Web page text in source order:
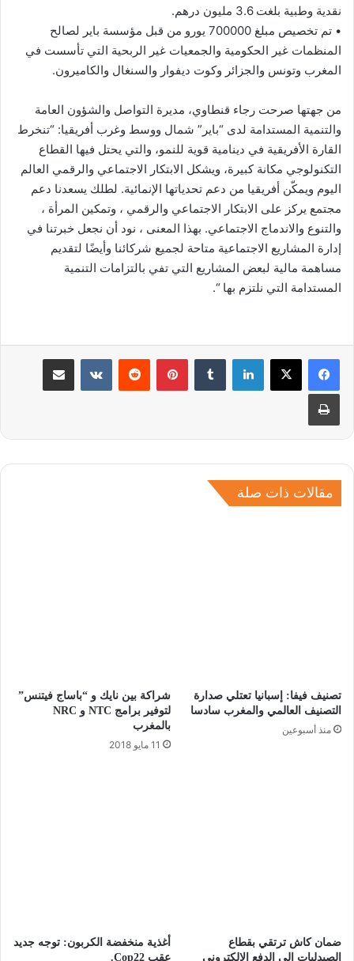
نقدية وطبية بلغت 3.6 مليون درهم.
• تم تخصيص مبلغ 700000 يورو من قبل مؤسسة باير لصالح
المنظمات غير الحكومية والجمعيات غير الربحية التي تأسست في
المغرب وتونس والجزائر وكوت ديفوار والسنغال والكاميرون.
من جهتها صرحت رجاء قنطاوي، مديرة التواصل والشؤون العامة
والتنمية المستدامة لدى “باير” شمال ووسط وغرب أفريقيا: “تنخرط
القارة الأفريقية في دينامية قوية للنمو، والتي يحتل فيها القطاع
التكنولوجي مكانة كبيرة، ويشكل الابتكار الاجتماعي والرقمي العالم
اليوم ويمكّن أفريقيا من دعم تحدياتها الإنمائية. لطلك يسعدنا دعم
مجتمع يركز على الابتكار الاجتماعي والرقمي ، وتمكين المرأة ،
والتنوع والاندماج الاجتماعي. بهذا المعنى ، نود أن نجعل خبرتنا في
إدارة المشاريع الاجتماعية متاحة لجميع شركائنا وأيضًا لتقديم
مساهمة مالية لبعض المشاريع التي تفي بالتزامات التنمية
المستدامة التي نلتزم بها “.
لينكدإن بينتيريست مشاركة عبر البريد
طباعة
مقالات ذات صلة
تصنيف فيفا: إسبانيا تعتلي صدارة
التصنيف العالمي والمغرب سادسا
منذ أسبوعين
شراكة بين نايك و “باساج فيتنس”
لتوفير برامج NTC و NRC
بالمغرب
11 مايو 2018
ضمان كاش ترتقي بقطاع
الصيدليات إلى الدفع الإلكتروني
أغذية منخفضة الكربون: توجه جديد
عقب Cop22.